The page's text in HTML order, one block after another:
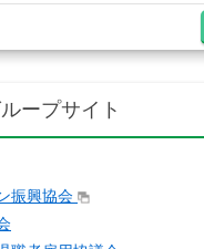
ープサイト
振興協会